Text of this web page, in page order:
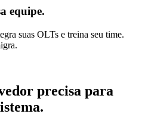
equipe.
suas OLTs e treina seu time.
precisa para